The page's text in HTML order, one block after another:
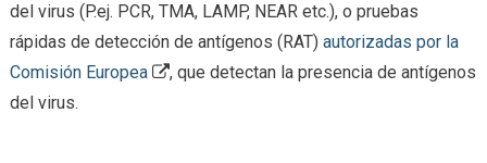
del virus (P.ej. PCR, TMA, LAMP, NEAR etc.), o pruebas
rápidas de detección de antígenos (RAT) autorizadas por la
Comisión Europea
, que detectan la presencia de antígenos
del virus.